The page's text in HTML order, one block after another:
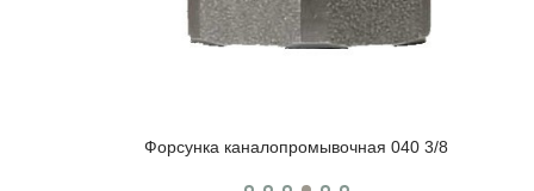
Форсунка каналопромывочная 040 3/8